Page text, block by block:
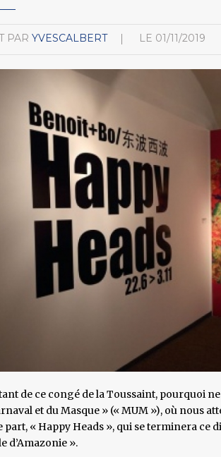
PAR YVESCALBERT LE 01/11/2019
de ce congé de la Toussaint, pourquoi
et du Masque » (« MUM »), où nous
part, « Happy Heads », qui se terminera ce
d’Amazonie ».